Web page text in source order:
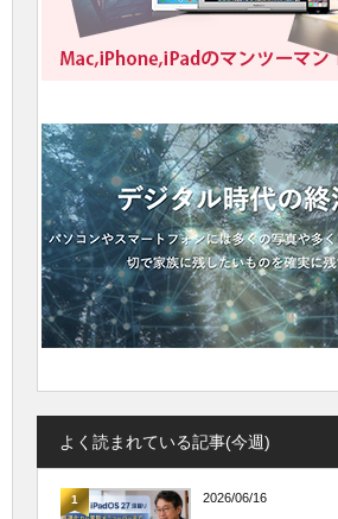
よく読まれている記事(今週)
1 2026/06/16